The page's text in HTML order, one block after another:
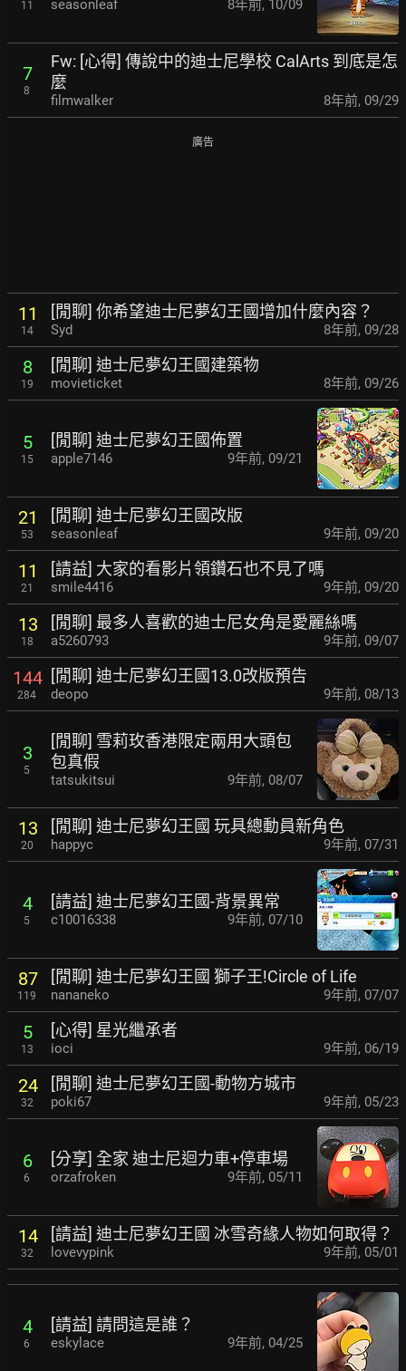
11 seasonleaf 8年前, 10/09
7
8
Fw: [心得] 傳說中的迪士尼學校 CalArts 到底是怎
麼
filmwalker 8年前, 09/29
廣告
11
14
[閒聊] 你希望迪士尼夢幻王國增加什麼內容？
Syd 8年前, 09/28
8
19
[閒聊] 迪士尼夢幻王國建築物
movieticket 8年前, 09/26
5
15
[閒聊] 迪士尼夢幻王國佈置
apple7146 9年前, 09/21
21
53
[閒聊] 迪士尼夢幻王國改版
seasonleaf 9年前, 09/20
11
21
[請益] 大家的看影片領鑽石也不見了嗎
smile4416 9年前, 09/20
13
18
[閒聊] 最多人喜歡的迪士尼女角是愛麗絲嗎
a5260793 9年前, 09/07
144
284
[閒聊] 迪士尼夢幻王國13.0改版預告
deopo 9年前, 08/13
3
5
[閒聊] 雪莉玫香港限定兩用大頭包
包真假
tatsukitsui 9年前, 08/07
13
20
[閒聊] 迪士尼夢幻王國 玩具總動員新角色
happyc 9年前, 07/31
4
5
[請益] 迪士尼夢幻王國-背景異常
c10016338 9年前, 07/10
87
119
[閒聊] 迪士尼夢幻王國 獅子王!Circle of Life
nananeko 9年前, 07/07
5
13
[心得] 星光繼承者
ioci 9年前, 06/19
24
32
[閒聊] 迪士尼夢幻王國-動物方城市
poki67 9年前, 05/23
6
6
[分享] 全家 迪士尼迴力車+停車場
orzafroken 9年前, 05/11
14
32
[請益] 迪士尼夢幻王國 冰雪奇緣人物如何取得？
lovevypink 9年前, 05/01
4
6
[請益] 請問這是誰？
eskylace 9年前, 04/25